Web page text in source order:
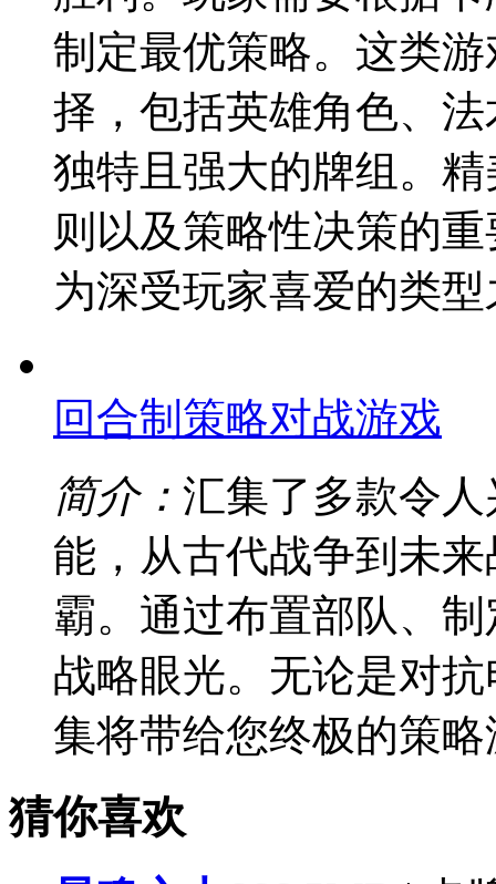
制定最优策略。这类
择，包括英雄角色、
独特且强大的牌组。
则以及策略性决策的
为深受玩家喜爱的类
回合制策略对战游戏
简介： 汇集了多款令
能，从古代战争到未
霸。通过布置部队、
战略眼光。无论是对
集将带给您终极的策
猜你喜欢